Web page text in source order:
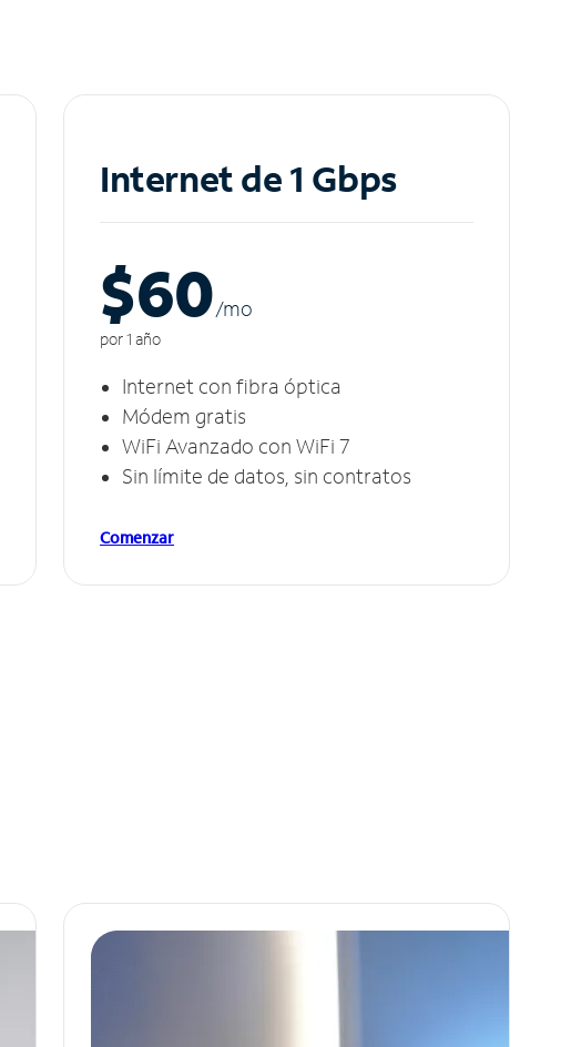
Internet de 1 Gbps
$60/mo
por 1 año
Internet con fibra óptica
Módem gratis
WiFi Avanzado con WiFi 7
Sin límite de datos, sin contratos
Comenzar